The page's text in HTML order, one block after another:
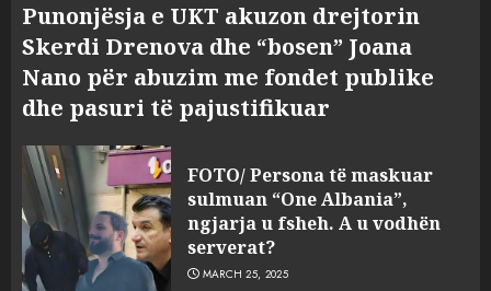
Punonjësja e UKT akuzon drejtorin
Skerdi Drenova dhe “bosen” Joana
Nano për abuzim me fondet publike
dhe pasuri të pajustifikuar
FOTO/ Persona të maskuar
sulmuan “One Albania”,
ngjarja u fsheh. A u vodhën
serverat?
MARCH 25, 2025